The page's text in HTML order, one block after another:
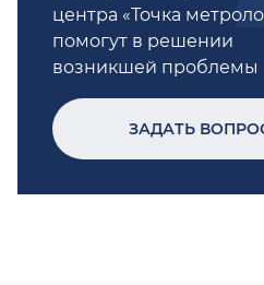
центра «Точка
помогут в решении
возникшей проблемы
ЗАДАТЬ